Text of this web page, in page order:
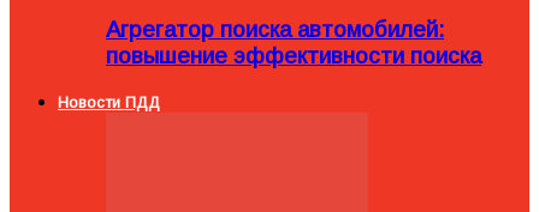
Агрегатор поиска автомобилей:
повышение эффективности поиска
Новости ПДД